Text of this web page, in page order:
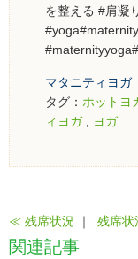
を整える #肩凝
マタニティヨガ
タグ： ホットヨ
ィヨガ, ヨガ
≪ 残席状況 ｜ 残席
関連記事